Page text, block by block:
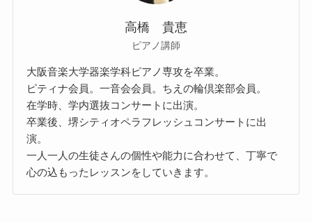
高橋 貴恵
ピアノ講師
大阪音楽大学器楽学科ピアノ専攻を卒業。
ピティナ会員。一音会会員。ちえの輪倶楽部会員。
在学時、学内選抜コンサートに出演。
卒業後、堺シティオペラフレッシュコンサートに出
演。
一人一人の生徒さんの個性や能力に合わせて、丁寧で
心の込もったレッスンをしていきます。